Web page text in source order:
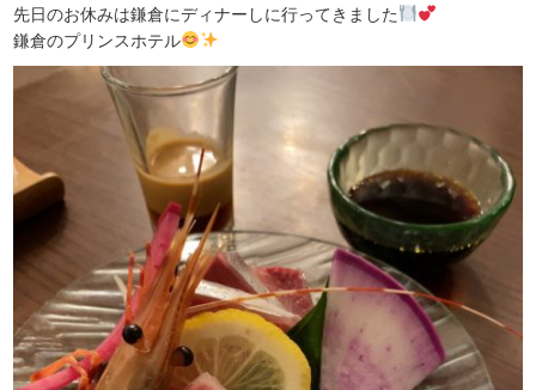
先日のお休みは鎌倉にディナーしに行ってきました
鎌倉のプリンスホテル